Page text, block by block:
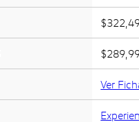
Ver